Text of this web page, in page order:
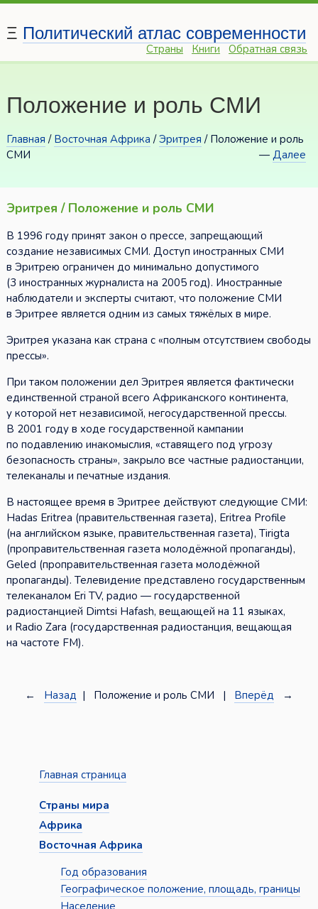
Ξ Политический атлас современности
Страны Книги Обратная связь
Положение и роль СМИ
Главная / Восточная Африка /Эритрея / Положение и роль
СМИ
—Далее
Эритрея / Положение и роль СМИ
В 1996 году принят закон о прессе, запрещающий
создание независимых СМИ. Доступ иностранных СМИ
в Эритрею ограничен до минимально допустимого
(3 иностранных журналиста на 2005 год). Иностранные
наблюдатели и эксперты считают, что положение СМИ
в Эритрее является одним из самых тяжёлых в мире.
Эритрея указана как страна с «полным отсутствием свободы
прессы».
При таком положении дел Эритрея является фактически
единственной страной всего Африканского континента,
у которой нет независимой, негосударственной прессы.
В 2001 году в ходе государственной кампании
по подавлению инакомыслия, «ставящего под угрозу
безопасность страны», закрыло все частные радиостанции,
телеканалы и печатные издания.
В настоящее время в Эритрее действуют следующие СМИ:
Hadas Eritrea (правительственная газета), Eritrea Profile
(на английском языке, правительственная газета), Tirigta
(проправительственная газета молодёжной пропаганды),
Geled (проправительственная газета молодёжной
пропаганды). Телевидение представлено государственным
телеканалом Eri TV, радио — государственной
радиостанцией Dimtsi Hafash, вещающей на 11 языках,
и Radio Zara (государственная радиостанция, вещающая
на частоте FM).
← Назад | Положение и роль СМИ | Вперёд →
Главная страница
Страны мира
Африка
Восточная Африка
Год образования
Географическое положение, площадь, границы